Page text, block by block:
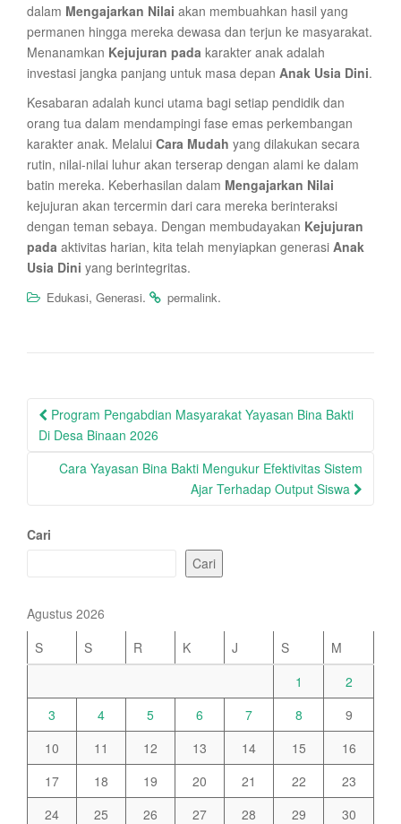
dalam Mengajarkan Nilai akan membuahkan hasil yang
permanen hingga mereka dewasa dan terjun ke masyarakat.
Menanamkan Kejujuran pada karakter anak adalah
investasi jangka panjang untuk masa depan Anak Usia Dini.
Kesabaran adalah kunci utama bagi setiap pendidik dan
orang tua dalam mendampingi fase emas perkembangan
karakter anak. Melalui Cara Mudah yang dilakukan secara
rutin, nilai-nilai luhur akan terserap dengan alami ke dalam
batin mereka. Keberhasilan dalam Mengajarkan Nilai
kejujuran akan tercermin dari cara mereka berinteraksi
dengan teman sebaya. Dengan membudayakan Kejujuran
pada aktivitas harian, kita telah menyiapkan generasi Anak
Usia Dini yang berintegritas.
Edukasi, Generasi. permalink.
Post
navigation
Program Pengabdian Masyarakat Yayasan Bina Bakti
Di Desa Binaan 2026
Cara Yayasan Bina Bakti Mengukur Efektivitas Sistem
Ajar Terhadap Output Siswa
Cari
Cari
Agustus 2026
S
S R K J S
M
1
2
3
4 5 6 7 8
9
10
11 12 13 14 15
16
17
18 19 20 21 22
23
24
25 26 27 28 29
30